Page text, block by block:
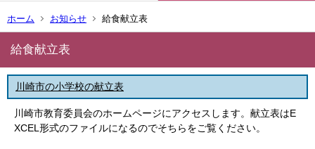
ホーム お知らせ 給食献立表
給食献立表
川崎市の小学校の献立表
川崎市教育委員会のホームページにアクセスします。献立表はE
XCEL形式のファイルになるのでそちらをご覧ください。